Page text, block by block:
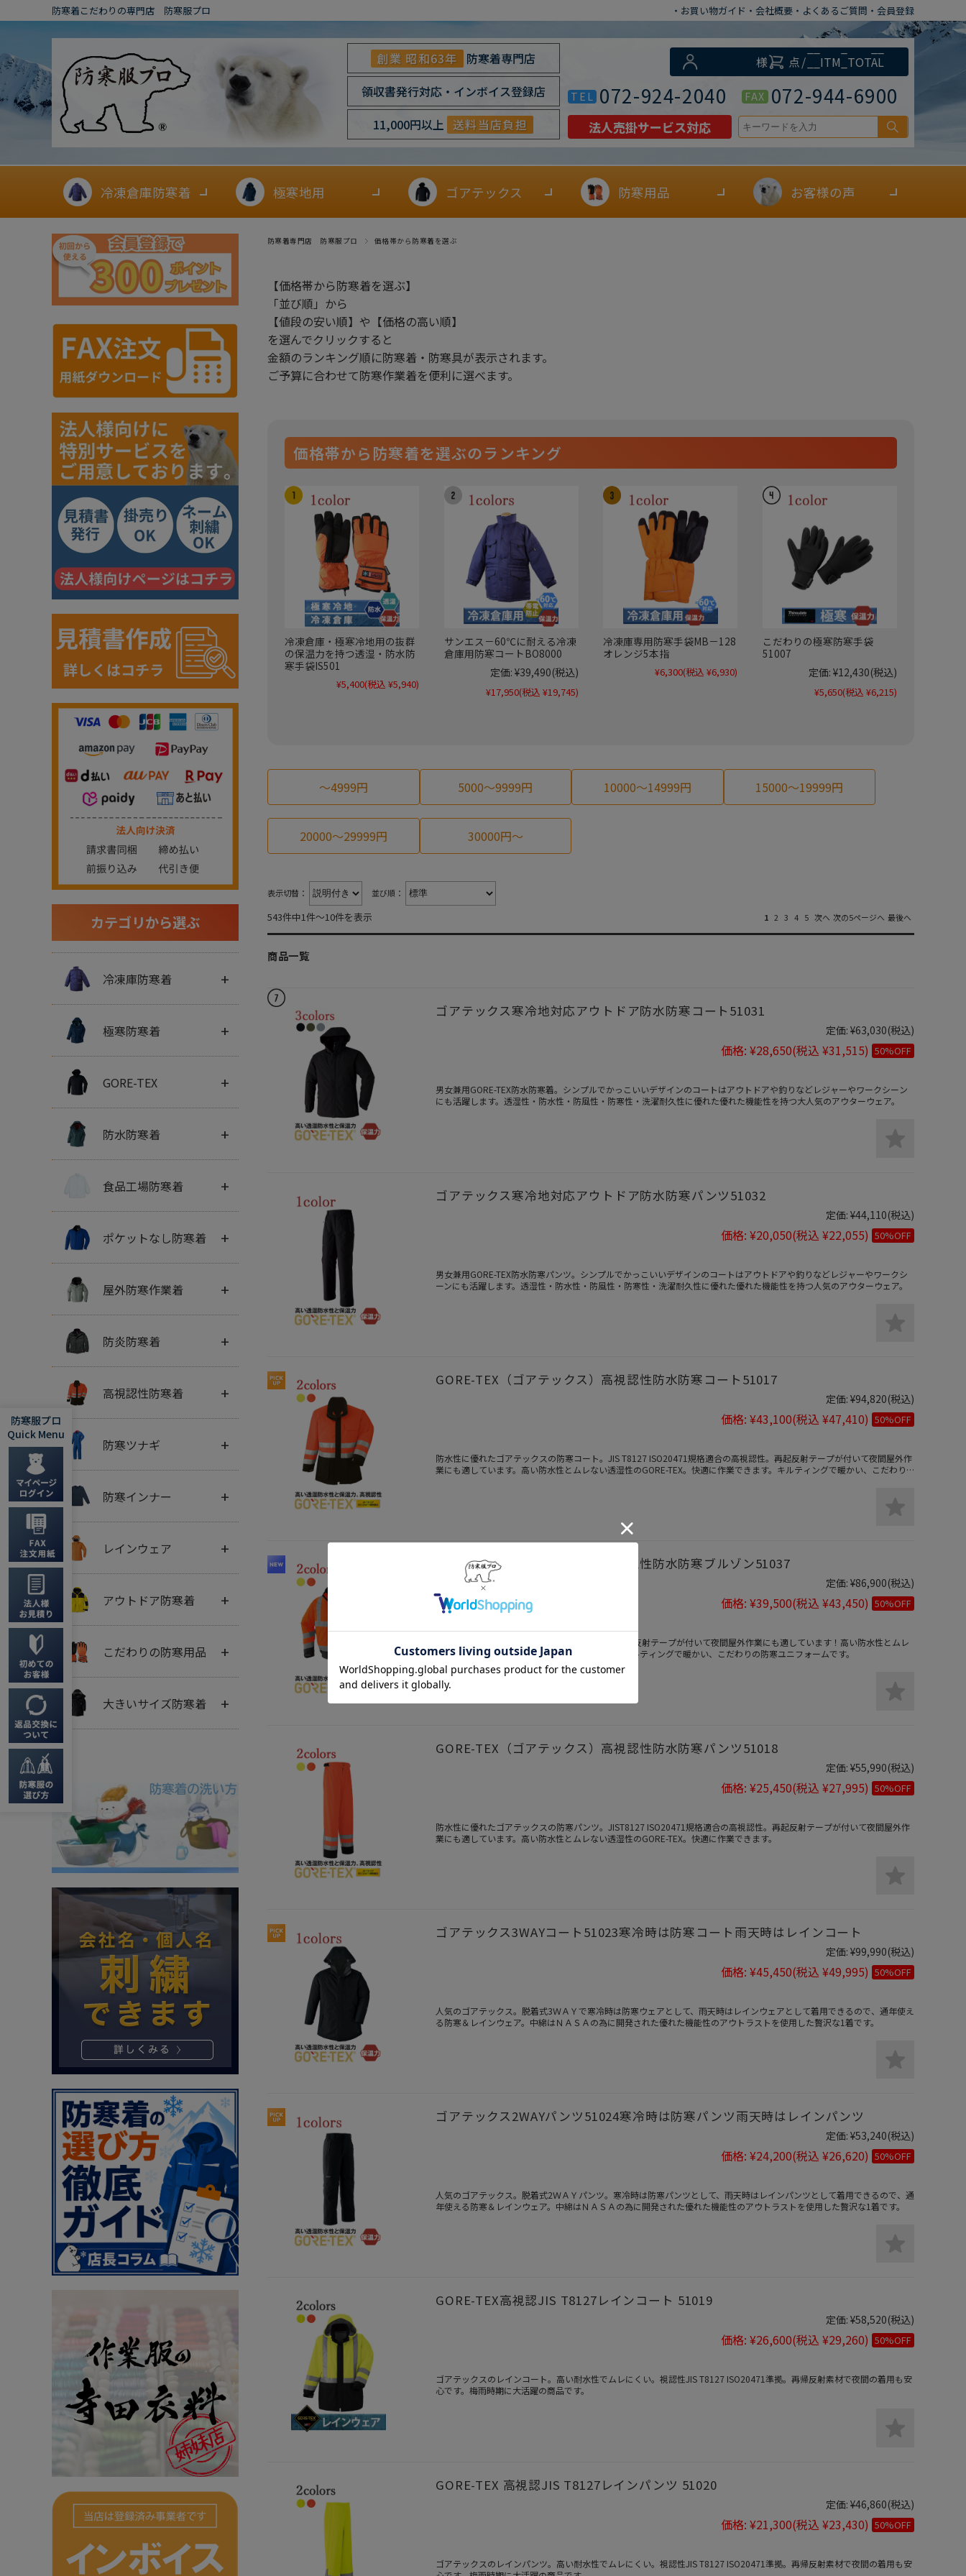
防寒着こだわりの専門店 防寒服プロ ・お買い物ガイド ・会社概要 ・よくあるご質問 ・会員登録
創業 昭和63年
防寒着専門店
領収書発行対応・インボイス登録店
11,000円以上 送料当店負担
様
__ITM_CNT__
点/ __ITM_TOTAL
__円
TEL 072-924-2040 FAX 072-944-6900
法人売掛サービス対応
冷凍倉庫防寒着 極寒地用 ゴアテックス 防寒用品 お客様の声
防寒着専門店 防寒服プロ 価格帯から防寒着を選ぶ
【価格帯から防寒着を選ぶ】
「並び順」から
【値段の安い順】や【価格の高い順】
を選んでクリックすると
金額のランキング順に防寒着・防寒具が表示されます。
ご予算に合わせて防寒作業着を便利に選べます。
価格帯から防寒着を選ぶのランキング
冷凍倉庫・極寒冷地用の抜群
の保温力を持つ透湿・防水防
寒手袋IS501
¥5,400(税込 ¥5,940)
サンエス－60℃に耐える冷凍
倉庫用防寒コートBO8000
定価: ¥39,490(税込)
¥17,950(税込 ¥19,745)
冷凍庫専用防寒手袋MB－128
オレンジ5本指
¥6,300(税込 ¥6,930)
こだわりの極寒防寒手袋
51007
定価: ¥12,430(税込)
¥5,650(税込 ¥6,215)
～4999円 5000～9999円 10000～14999円 15000～19999円
20000～29999円 30000円～
表示切替： 並び順：
543件中1件～10件を表示 1 2 3 4 5 次へ 次の5ページへ 最後へ
商品一覧
ゴアテックス寒冷地対応アウトドア防水防寒コート51031
定価: ¥63,030(税込)
価格: ¥28,650(税込 ¥31,515) 50%OFF
男女兼用GORE-TEX防水防寒着。シンプルでかっこいいデザインのコートはアウトドアや釣りなどレジャーやワークシーン
にも活躍します。透湿性・防水性・防風性・防寒性・洗濯耐久性に優れた優れた機能性を持つ大人気のアウターウェア。
ゴアテックス寒冷地対応アウトドア防水防寒パンツ51032
定価: ¥44,110(税込)
価格: ¥20,050(税込 ¥22,055) 50%OFF
男女兼用GORE-TEX防水防寒パンツ。シンプルでかっこいいデザインのコートはアウトドアや釣りなどレジャーやワークシ
ーンにも活躍します。透湿性・防水性・防風性・防寒性・洗濯耐久性に優れた優れた機能性を持つ人気のアウターウェア。
GORE-TEX（ゴアテックス）高視認性防水防寒コート51017
定価: ¥94,820(税込)
価格: ¥43,100(税込 ¥47,410) 50%OFF
防水性に優れたゴアテックスの防寒コート。JIS T8127 ISO20471規格適合の高視認性。再起反射テープが付いて夜間屋外作
業にも適しています。高い防水性とムレない透湿性のGORE-TEX。快適に作業できます。キルティングで暖かい、こだわり
GORE-TEX（ゴアテックス）高視覚性防水防寒ブルゾン51037
定価: ¥86,900(税込)
価格: ¥39,500(税込 ¥43,450) 50%OFF
防水性に優れたゴアテックスの防寒ブルゾン。再起反射テープが付いて夜間屋外作業にも適しています！高い防水性とムレ
ない透湿性のGORE-TEX。快適に作業できます。キルティングで暖かい、こだわりの防寒ユニフォームです。
GORE-TEX（ゴアテックス）高視認性防水防寒パンツ51018
定価: ¥55,990(税込)
価格: ¥25,450(税込 ¥27,995) 50%OFF
防水性に優れたゴアテックスの防寒パンツ。JIST8127 ISO20471規格適合の高視認性。再起反射テープが付いて夜間屋外作
業にも適しています。高い防水性とムレない透湿性のGORE-TEX。快適に作業できます。
ゴアテックス3WAYコート51023寒冷時は防寒コート雨天時はレインコート
定価: ¥99,990(税込)
価格: ¥45,450(税込 ¥49,995) 50%OFF
人気のゴアテックス。脱着式3ＷＡＹで寒冷時は防寒ウェアとして、雨天時はレインウェアとして着用できるので、通年使え
る防寒＆レインウェア。中綿はＮＡＳＡの為に開発された優れた機能性のアウトラストを使用した贅沢な1着です。
ゴアテックス2WAYパンツ51024寒冷時は防寒パンツ雨天時はレインパンツ
定価: ¥53,240(税込)
価格: ¥24,200(税込 ¥26,620) 50%OFF
人気のゴアテックス。脱着式2ＷＡＹパンツ。寒冷時は防寒パンツとして、雨天時はレインパンツとして着用できるので、通
年使える防寒＆レインウェア。中綿はＮＡＳＡの為に開発された優れた機能性のアウトラストを使用した贅沢な1着です。
GORE-TEX高視認JIS T8127レインコート 51019
定価: ¥58,520(税込)
価格: ¥26,600(税込 ¥29,260) 50%OFF
ゴアテックスのレインコート。高い耐水性でムレにくい。視認性JIS T8127 ISO20471準拠。再帰反射素材で夜間の着用も安
心です。梅雨時期に大活躍の商品です。
GORE-TEX 高視認JIS T8127レインパンツ 51020
定価: ¥46,860(税込)
価格: ¥21,300(税込 ¥23,430) 50%OFF
ゴアテックスのレインパンツ。高い耐水性でムレにくい。視認性JIS T8127 ISO20471準拠。再帰反射素材で夜間の着用も安
カテゴリから選ぶ
冷凍庫防寒着 +
極寒防寒着 +
GORE-TEX +
防水防寒着 +
食品工場防寒着 +
ポケットなし防寒着 +
屋外防寒作業着 +
防炎防寒着 +
高視認性防寒着 +
防寒ツナギ +
防寒インナー +
レインウェア +
アウトドア防寒着 +
こだわりの防寒用品 +
大きいサイズ防寒着 +
防寒服プロ
Quick Menu